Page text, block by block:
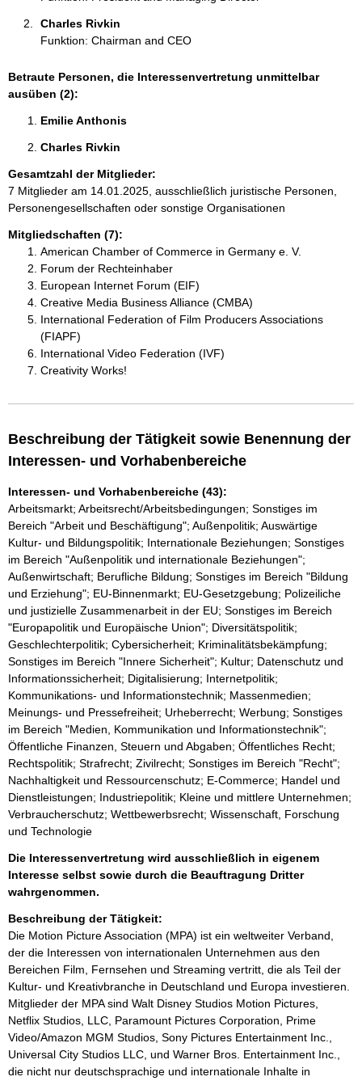
Charles Rivkin
Funktion: Chairman and CEO
Betraute Personen, die Interessenvertretung unmittelbar
ausüben (2):
Emilie Anthonis
Charles Rivkin
Gesamtzahl der Mitglieder:
7 Mitglieder am 14.01.2025, ausschließlich juristische Personen,
Personengesellschaften oder sonstige Organisationen
Mitgliedschaften (7):
American Chamber of Commerce in Germany e. V.
Forum der Rechteinhaber
European Internet Forum (EIF)
Creative Media Business Alliance (CMBA)
International Federation of Film Producers Associations
(FIAPF)
International Video Federation (IVF)
Creativity Works!
Beschreibung der Tätigkeit sowie Benennung der
Interessen- und Vorhabenbereiche
Interessen- und Vorhabenbereiche (43):
Arbeitsmarkt; Arbeitsrecht/Arbeitsbedingungen; Sonstiges im
Bereich "Arbeit und Beschäftigung"; Außenpolitik; Auswärtige
Kultur- und Bildungspolitik; Internationale Beziehungen; Sonstiges
im Bereich "Außenpolitik und internationale Beziehungen";
Außenwirtschaft; Berufliche Bildung; Sonstiges im Bereich "Bildung
und Erziehung"; EU-Binnenmarkt; EU-Gesetzgebung; Polizeiliche
und justizielle Zusammenarbeit in der EU; Sonstiges im Bereich
"Europapolitik und Europäische Union"; Diversitätspolitik;
Geschlechterpolitik; Cybersicherheit; Kriminalitätsbekämpfung;
Sonstiges im Bereich "Innere Sicherheit"; Kultur; Datenschutz und
Informationssicherheit; Digitalisierung; Internetpolitik;
Kommunikations- und Informationstechnik; Massenmedien;
Meinungs- und Pressefreiheit; Urheberrecht; Werbung; Sonstiges
im Bereich "Medien, Kommunikation und Informationstechnik";
Öffentliche Finanzen, Steuern und Abgaben; Öffentliches Recht;
Rechtspolitik; Strafrecht; Zivilrecht; Sonstiges im Bereich "Recht";
Nachhaltigkeit und Ressourcenschutz; E-Commerce; Handel und
Dienstleistungen; Industriepolitik; Kleine und mittlere Unternehmen;
Verbraucherschutz; Wettbewerbsrecht; Wissenschaft, Forschung
und Technologie
Die Interessenvertretung wird ausschließlich in eigenem
Interesse selbst sowie durch die Beauftragung Dritter
wahrgenommen.
Beschreibung der Tätigkeit:
Die Motion Picture Association (MPA) ist ein weltweiter Verband,
der die Interessen von internationalen Unternehmen aus den
Bereichen Film, Fernsehen und Streaming vertritt, die als Teil der
Kultur- und Kreativbranche in Deutschland und Europa investieren.
Mitglieder der MPA sind Walt Disney Studios Motion Pictures,
Netflix Studios, LLC, Paramount Pictures Corporation, Prime
Video/Amazon MGM Studios, Sony Pictures Entertainment Inc.,
Universal City Studios LLC, und Warner Bros. Entertainment Inc.,
die nicht nur deutschsprachige und internationale Inhalte in